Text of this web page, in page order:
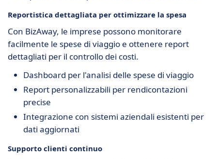
Reportistica dettagliata per ottimizzare la spesa
Con BizAway, le imprese possono monitorare
facilmente le spese di viaggio e ottenere report
dettagliati per il controllo dei costi.
Dashboard per l'analisi delle spese di viaggio
Report personalizzabili per rendicontazioni
precise
Integrazione con sistemi aziendali esistenti per
dati aggiornati
Supporto clienti continuo